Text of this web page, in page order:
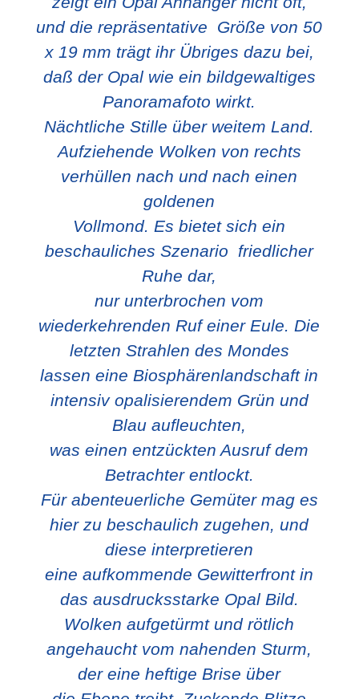
und die repräsentative Größe von 50
x 19 mm trägt ihr Übriges dazu bei,
daß der Opal wie ein bildgewaltiges
Panoramafoto wirkt.
Nächtliche Stille über weitem Land.
Aufziehende Wolken von rechts
verhüllen nach und nach einen
goldenen
Vollmond. Es bietet sich ein
beschauliches Szenario friedlicher
Ruhe dar,
nur unterbrochen vom
wiederkehrenden Ruf einer Eule. Die
letzten Strahlen des Mondes
lassen eine Biosphärenlandschaft in
intensiv opalisierendem Grün und
Blau aufleuchten,
was einen entzückten Ausruf dem
Betrachter entlockt.
Für abenteuerliche Gemüter mag es
hier zu beschaulich zugehen, und
diese interpretieren
eine aufkommende Gewitterfront in
das ausdrucksstarke Opal Bild.
Wolken aufgetürmt und rötlich
angehaucht vom nahenden Sturm,
der eine heftige Brise über